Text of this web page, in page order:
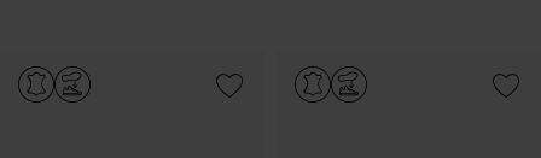
Add to Wishlist Add to